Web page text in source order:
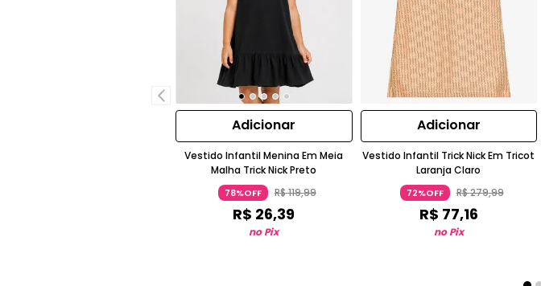
Adicionar
Vestido Infantil Menina Em Meia
Malha Trick Nick Preto
78%OFF R$119,99
R$ 26,39
no Pix
Adicionar
Vestido Infantil Trick Nick Em Tricot
Laranja Claro
72%OFF R$279,99
R$ 77,16
no Pix